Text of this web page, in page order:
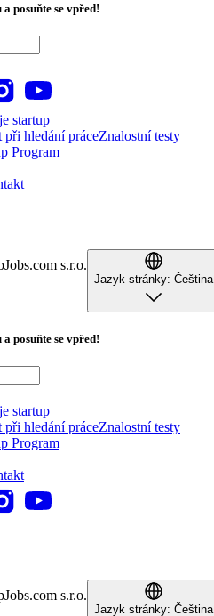
posuňte se vpřed!
startup
při hledání práceZnalostní testy
Program
s.r.o.
Jazyk stránky: Čeština
posuňte se vpřed!
startup
při hledání práceZnalostní testy
Program
s.r.o.
Jazyk stránky: Čeština